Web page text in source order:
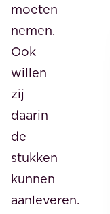
moeten
nemen.
Ook
willen
zij
daarin
de
stukken
kunnen
aanleveren.